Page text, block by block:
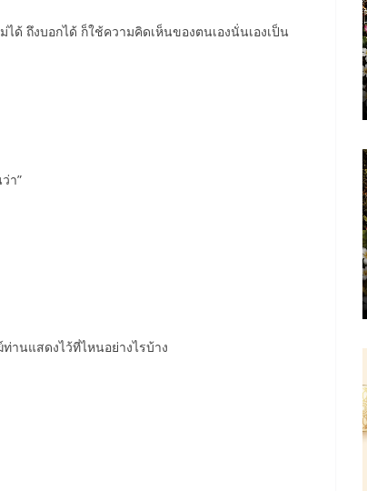
ด้ ถึงบอกได้ ก็ใช้ความคิดเห็นของตนเองนั่นเองเป็น
า”
านแสดงไว้ที่ไหนอย่างไรบ้าง